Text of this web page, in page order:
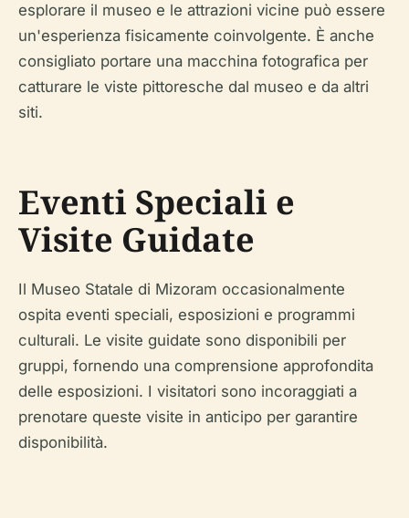
esplorare il museo e le attrazioni vicine può essere
un'esperienza fisicamente coinvolgente. È anche
consigliato portare una macchina fotografica per
catturare le viste pittoresche dal museo e da altri
siti.
Eventi Speciali e
Visite Guidate
Il Museo Statale di Mizoram occasionalmente
ospita eventi speciali, esposizioni e programmi
culturali. Le visite guidate sono disponibili per
gruppi, fornendo una comprensione approfondita
delle esposizioni. I visitatori sono incoraggiati a
prenotare queste visite in anticipo per garantire
disponibilità.